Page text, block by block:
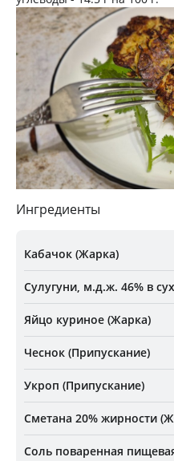
Ингредиенты
Кабачок (Жарка)
Сулугуни, м.д.ж. 46% в
Яйцо куриное (Жарка)
Чеснок (Припускание)
Укроп (Припускание)
Сметана 20% жирности
Соль поваренная